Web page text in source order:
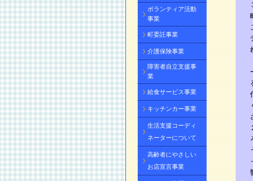
ボランティア活動
事業
町委託事業
介護保険事業
障害者自立支援事
業
給食サービス事業
キッチンカー事業
生活支援コーディ
ネーターについて
高齢者にやさしい
お店宣言事業